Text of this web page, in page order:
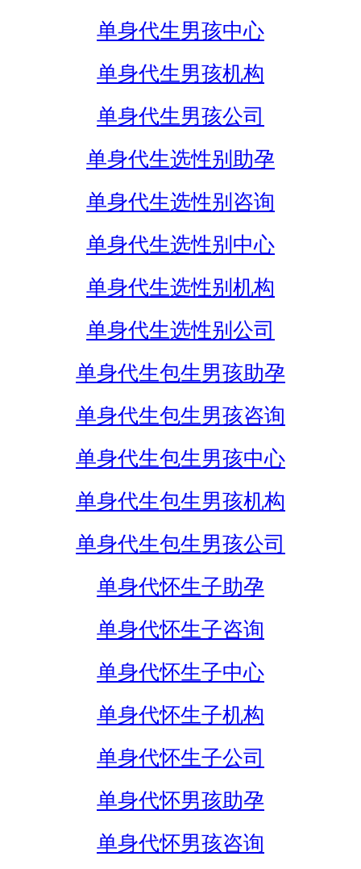
单身代生男孩中心
单身代生男孩机构
单身代生男孩公司
单身代生选性别助孕
单身代生选性别咨询
单身代生选性别中心
单身代生选性别机构
单身代生选性别公司
单身代生包生男孩助孕
单身代生包生男孩咨询
单身代生包生男孩中心
单身代生包生男孩机构
单身代生包生男孩公司
单身代怀生子助孕
单身代怀生子咨询
单身代怀生子中心
单身代怀生子机构
单身代怀生子公司
单身代怀男孩助孕
单身代怀男孩咨询